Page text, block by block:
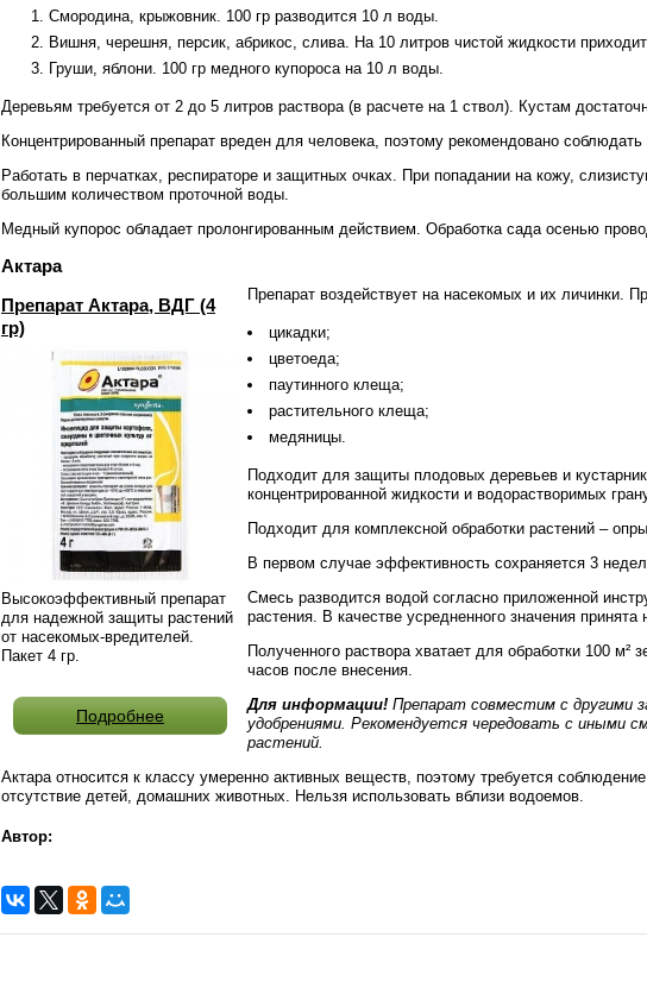
Смородина, крыжовник. 100 гр разводится 10 л воды.
Вишня, черешня, персик, абрикос, слива. На 10 литров чистой жидкости
Груши, яблони. 100 гр медного купороса на 10 л воды.
Деревьям требуется от 2 до 5 литров раствора (в расчете на 1 ствол). Кустам
Концентрированный препарат вреден для человека, поэтому рекомендовано соблюдать
Работать в перчатках, респираторе и защитных очках. При попадании на кожу,
большим количеством проточной воды.
Медный купорос обладает пролонгированным действием. Обработка сада осенью
Актара
Препарат Актара, ВДГ (4
гр)
Высокоэффективный препарат
для надежной защиты растений
от насекомых-вредителей.
Пакет 4 гр.
Подробнее
Препарат воздействует на насекомых и их личинки.
цикадки;
цветоеда;
паутинного клеща;
растительного клеща;
медяницы.
Подходит для защиты плодовых деревьев и
концентрированной жидкости и водорастворимых
Подходит для комплексной обработки растений –
В первом случае эффективность сохраняется 3
Смесь разводится водой согласно приложенной
растения. В качестве усредненного значения
Полученного раствора хватает для обработки 100 м²
часов после внесения.
Для информации! Препарат совместим с другими
удобрениями. Рекомендуется чередовать с иными
растений.
Актара относится к классу умеренно активных веществ, поэтому требуется
отсутствие детей, домашних животных. Нельзя использовать вблизи водоемов.
Автор: